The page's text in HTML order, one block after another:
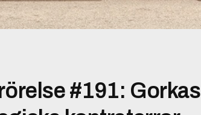
#191: Gorkas